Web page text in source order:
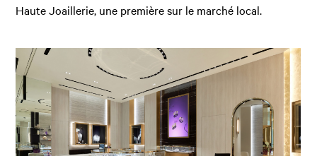
Haute Joaillerie, une première sur le marché local.